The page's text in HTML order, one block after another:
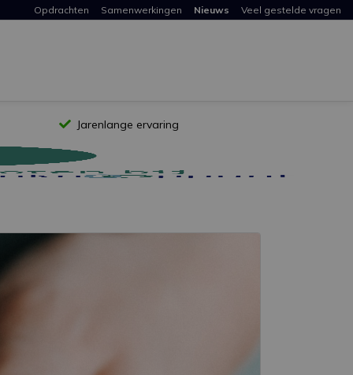
Opdrachten Samenwerkingen Nieuws Veel gestelde vragen
Jarenlange ervaring